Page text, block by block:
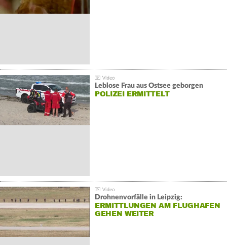
Leblose Frau aus Ostsee geborgen
POLIZEI ERMITTELT
Drohnenvorfälle in Leipzig:
ERMITTLUNGEN AM FLUGHAFEN
GEHEN WEITER